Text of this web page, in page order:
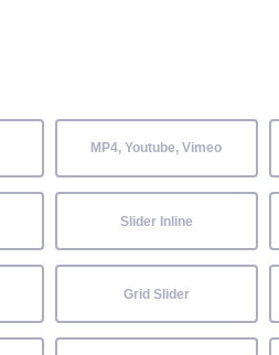
MP4, Youtube, Vimeo
Slider Inline
Grid Slider